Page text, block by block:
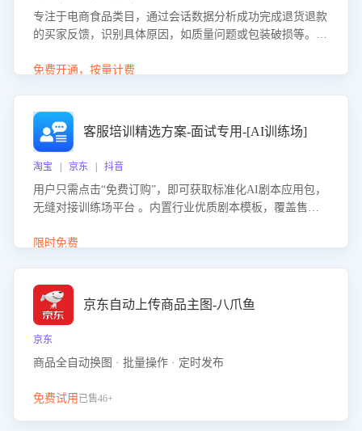
专注于电商食品类目，通过会话数据分析成功完成退货退款
的买家反馈，识别具体原因，如质量问题或包装破损等。结
商家降低退款率，提升售后效率。
免费开通，按量计费
客服培训精选方案-面试专用-[AI训练场]
淘宝 | 京东 | 抖音
用户只需点击“免费订购”，即可获取标准化AI剧本应用包，
无缝对接训练场平台 。内置行业优质剧本模板，覆盖售前
初始化时间，助力企业快速启动智能客服训练
限时免费
京东自动上传商品主图-八爪鱼
京东
商品全自动换图 · 批量操作 · 定时发布
免费试用 已售46+